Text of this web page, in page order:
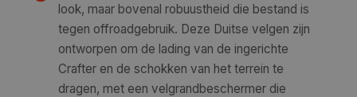
look, maar bovenal robuustheid die bestand is
tegen offroadgebruik. Deze Duitse velgen zijn
ontworpen om de lading van de ingerichte
Crafter en de schokken van het terrein te
dragen, met een velgrandbeschermer die